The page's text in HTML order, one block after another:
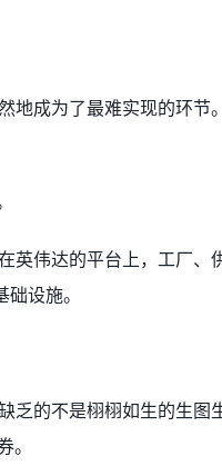
地成为了最难实现的环节
英伟达的平台上，工厂、
设施。
乏的不是栩栩如生的生图